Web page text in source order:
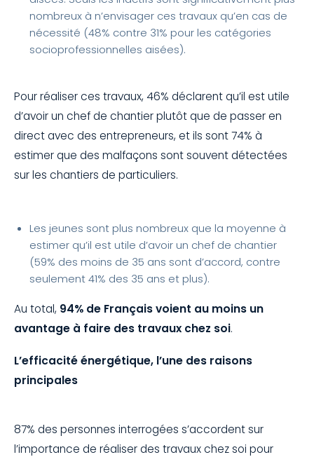
nombreux à n’envisager ces travaux qu’en cas de
nécessité (48% contre 31% pour les catégories
socioprofessionnelles aisées).
Pour réaliser ces travaux, 46% déclarent qu’il est utile
d’avoir un chef de chantier plutôt que de passer en
direct avec des entrepreneurs, et ils sont 74% à
estimer que des malfaçons sont souvent détectées
sur les chantiers de particuliers.
Les jeunes sont plus nombreux que la moyenne à
estimer qu’il est utile d’avoir un chef de chantier
(59% des moins de 35 ans sont d’accord, contre
seulement 41% des 35 ans et plus).
Au total, 94% de Français voient au moins un
avantage à faire des travaux chez soi.
L’efficacité énergétique, l’une des raisons
principales
87% des personnes interrogées s’accordent sur
l’importance de réaliser des travaux chez soi pour